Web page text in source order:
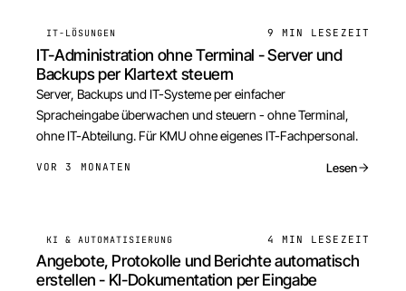
IT-LÖSUNGEN 9 MIN LESEZEIT
IT-Administration ohne Terminal - Server und
Backups per Klartext steuern
Server, Backups und IT-Systeme per einfacher
Spracheingabe überwachen und steuern - ohne Terminal,
ohne IT-Abteilung. Für KMU ohne eigenes IT-Fachpersonal.
VOR 3 MONATEN Lesen
KI & AUTOMATISIERUNG 4 MIN LESEZEIT
Angebote, Protokolle und Berichte automatisch
erstellen - KI-Dokumentation per Eingabe